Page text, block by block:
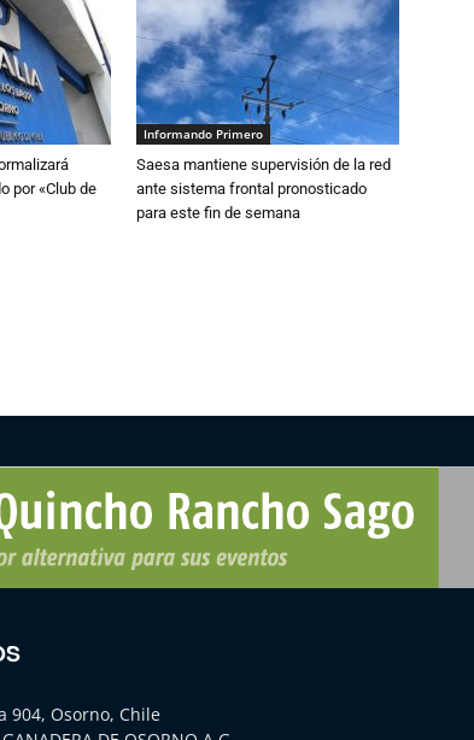
por «Club de
Informando Primero
Saesa mantiene supervisión de la red
ante sistema frontal pronosticado
para este fin de semana
904, Osorno, Chile